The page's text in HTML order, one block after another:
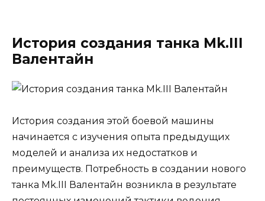
История создания танка Mk.III
Валентайн
История создания этой боевой машины
начинается с изучения опыта предыдущих
моделей и анализа их недостатков и
преимуществ. Потребность в создании нового
танка Mk.III Валентайн возникла в результате